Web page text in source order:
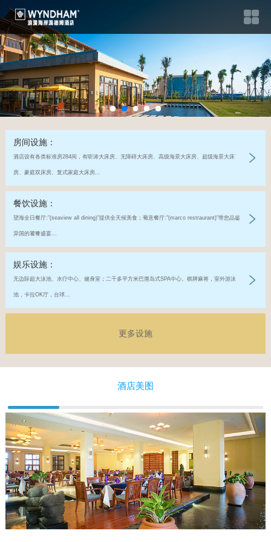
房间设施：
酒店设有各类标准房284间，有听涛大床房、无障碍大床房、高级海景大床房、超级海景大床
房、豪庭双床房、复式家庭大床房...
餐饮设施：
望海全日餐厅:"(seaview all dining)"提供全天候美食；葡意餐厅:"(marco restraurant)"带您品鉴
异国的饕餮盛宴...
娱乐设施：
无边际超大泳池、水疗中心、健身室；二千多平方米巴厘岛式SPA中心。棋牌麻将，室外游泳
池，卡拉OK厅，台球...
更多设施
酒店美图